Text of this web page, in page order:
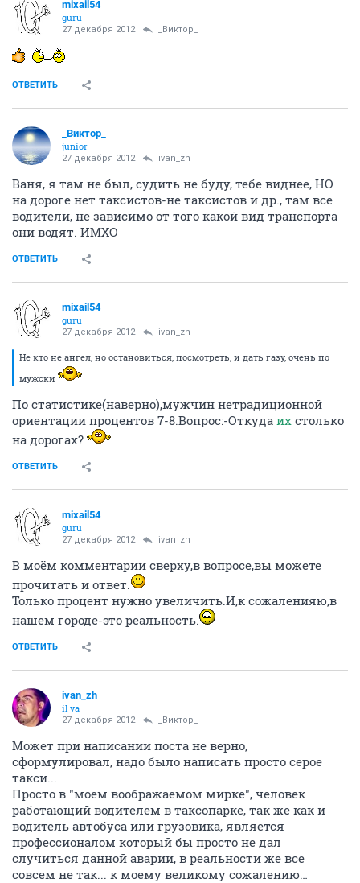
mixail54
guru
27 декабря 2012 _Виктор_
ОТВЕТИТЬ
_Виктор_
juniоr
27 декабря 2012 ivаn_zh
Ваня, я там не был, судить не буду, тебе виднее, НО
на дороге нет таксистов-не таксистов и др., там все
водители, не зависимо от того какой вид транспорта
они водят. ИМХО
ОТВЕТИТЬ
mixail54
guru
27 декабря 2012 ivаn_zh
Не кто не ангел, но остановиться, посмотреть, и дать газу, очень по
мужски
По статистике(наверно),мужчин нетрадиционной
ориентации процентов 7-8.Вопрос:-Откуда их столько
на дорогах?
ОТВЕТИТЬ
mixail54
guru
27 декабря 2012 ivаn_zh
В моём комментарии сверху,в вопросе,вы можете
прочитать и ответ.
Только процент нужно увеличить.И,к сожаленияю,в
нашем городе-это реальность.
ОТВЕТИТЬ
ivаn_zh
il va
27 декабря 2012 _Виктор_
Может при написании поста не верно,
сформулировал, надо было написать просто серое
такси...
Просто в "моем воображаемом мирке", человек
работающий водителем в таксопарке, так же как и
водитель автобуса или грузовика, является
профессионалом который бы просто не дал
случиться данной аварии, в реальности же все
совсем не так... к моему великому сожалению…